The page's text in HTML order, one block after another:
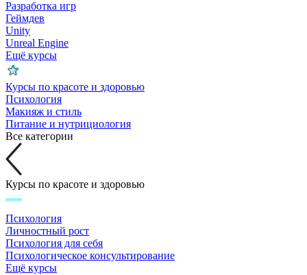
Разработка игр
Геймдев
Unity
Unreal Engine
Ещё курсы
Курсы по красоте и здоровью
Психология
Макияж и стиль
Питание и нутрициология
Все категории
Курсы по красоте и здоровью
Психология
Личностный рост
Психология для себя
Психологическое консультирование
Ещё курсы